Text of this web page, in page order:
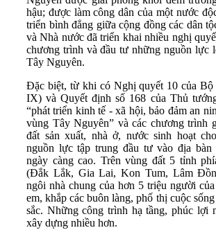
hậu; được làm công dân của một nước
triển bình đẳng giữa cộng đồng các dân
và Nhà nước đã triển khai nhiều nghị
chương trình và đầu tư những nguồn lực
Tây Nguyên.
Đặc biệt, từ khi có Nghị quyết 10 của Bộ
IX) và Quyết định số 168 của Thủ
“phát triển kinh tế - xã hội, bảo đảm an
vùng Tây Nguyên” và các chương trình
đất sản xuất, nhà ở, nước sinh hoạt
nguồn lực tập trung đầu tư vào địa bàn
ngày càng cao. Trên vùng đất 5 tỉnh
(Đắk Lắk, Gia Lai, Kon Tum, Lâm
ngôi nhà chung của hơn 5 triệu người
em, khắp các buôn làng, phố thị cuộc
sắc. Những công trình hạ tầng, phúc lợi
xây dựng nhiều hơn.